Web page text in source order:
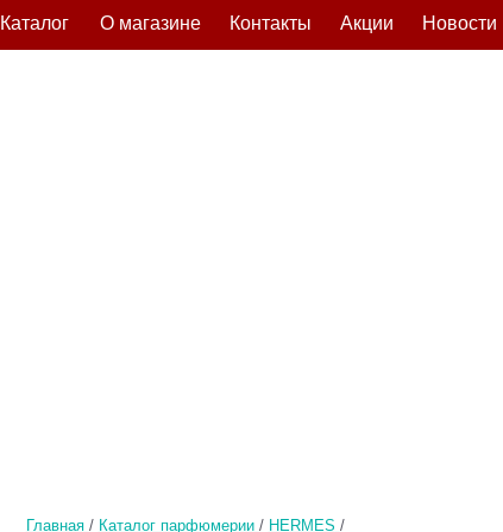
Главная / Каталог парфюмерии / HERMES /
Новости
Акции
Контакты
О магазине
Каталог